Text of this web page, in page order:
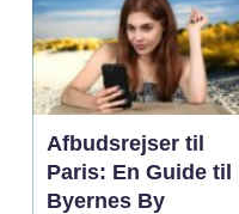
Afbudsrejser til
Paris: En Guide til
Byernes By